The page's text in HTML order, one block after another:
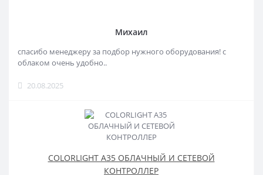
Михаил
спасибо менеджеру за подбор нужного оборудования! с
облаком очень удобно..
20.08.2025
COLORLIGHT A35 ОБЛАЧНЫЙ И СЕТЕВОЙ
КОНТРОЛЛЕР